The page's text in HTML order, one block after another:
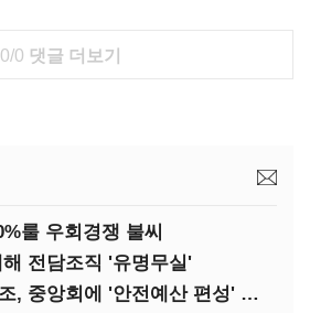
0/0 댓글 더보기
룰 우회경쟁 불씨
해 전담조직 '유명무실'
(단독)농·축협 노조, 중앙회에 '안전예산 편성' 요구